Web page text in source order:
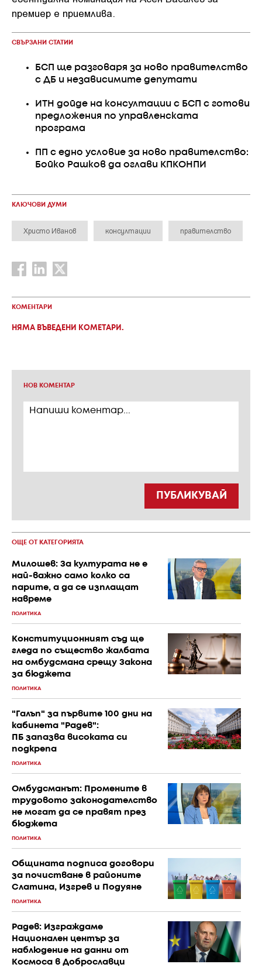
премиер е приемлива.
СВЪРЗАНИ СТАТИИ
БСП ще разговаря за ново правителство
с ДБ и независимите депутати
ИТН дойде на консултации с БСП с готови
предложения по управленската
програма
ПП с едно условие за ново правителство:
Бойко Рашков да оглави КПКОНПИ
КЛЮЧОВИ ДУМИ
Христо Иванов консултации правителство
КОМЕНТАРИ
НЯМА ВЪВЕДЕНИ КОМЕТАРИ.
НОВ КОМЕНТАР
ПУБЛИКУВАЙ
ОЩЕ ОТ КАТЕГОРИЯТА
Милошев: За културата не е
най-важно само колко са
парите, а да се изплащат
навреме
ПОЛИТИКА
Конституционният съд ще
гледа по същество жалбата
на омбудсмана срещу Закона
за бюджета
ПОЛИТИКА
"Галъп" за първите 100 дни на
кабинета "Радев":
ПБ запазва високата си
подкрепа
ПОЛИТИКА
Омбудсманът: Промените в
трудовото законодателство
не могат да се правят през
бюджета
ПОЛИТИКА
Общината подписа договори
за почистване в районите
Слатина, Изгрев и Подуяне
ПОЛИТИКА
Радев: Изграждаме
Национален център за
наблюдение на данни от
Космоса в Доброславци